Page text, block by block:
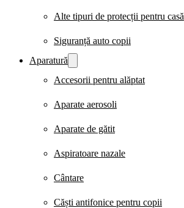
Alte tipuri de protecții pentru casă
Siguranță auto copii
Aparatură
Accesorii pentru alăptat
Aparate aerosoli
Aparate de gătit
Aspiratoare nazale
Cântare
Căști antifonice pentru copii